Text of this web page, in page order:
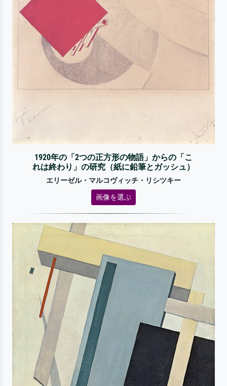
1920年の「2つの正方形の物語」からの「こ
れは終わり」の研究（紙に鉛筆とガッシュ）
エリーゼル・マルコヴィッチ・リシツキー
画像を選ぶ